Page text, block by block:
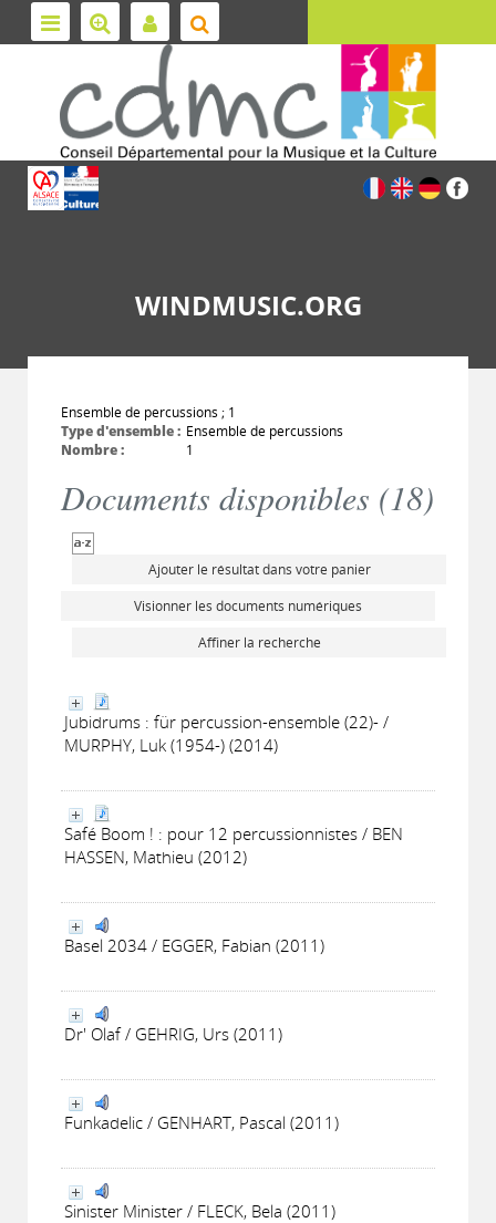
WINDMUSIC.ORG
Ensemble de percussions ; 1
Type d'ensemble : Ensemble de percussions
Nombre :
1
Documents disponibles (18)
Ajouter le résultat dans votre panier
Visionner les documents numériques
Affiner la recherche
Jubidrums : für percussion-ensemble (22)- /
MURPHY, Luk (1954-) (2014)
Safé Boom ! : pour 12 percussionnistes / BEN
HASSEN, Mathieu (2012)
Basel 2034 / EGGER, Fabian (2011)
Dr' Olaf / GEHRIG, Urs (2011)
Funkadelic / GENHART, Pascal (2011)
Sinister Minister / FLECK, Bela (2011)